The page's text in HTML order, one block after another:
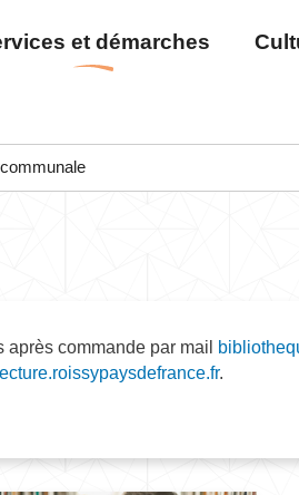
au
contenu
et démarches
commande par mail
.